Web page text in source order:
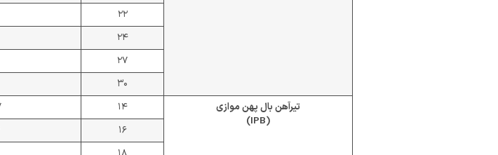
۲۲
۲۴
۲۷
۳۰
تیرآهن بال پهن موازی
(
IPB
)
۱۴
۱۶